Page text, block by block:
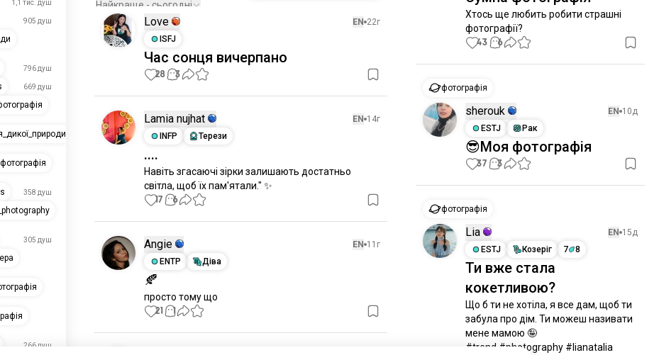
1,1 тис. душ
905 душ
796 душ
669 душ
358 душ
305 душ
266 душ
Найкраще - сьогодні
Love EN 22г
ISFJ
Час сонця вичерпано
28 3
Lamia nujhat EN 14г
INFP
Терези
....
Навіть згасаючі зірки залишають достатньо
світла, щоб їх пам'ятали." ✨
17 6
Angie EN 11г
ENTP
Діва
🍂
просто тому що
21 1
Хтось ще любить робити страшні
фотографії?
43 6
фотографія
sherouk EN 10д
ESTJ
Рак
😎Моя фотографія
37 3
фотографія
Lia EN 15д
ESTJ
Козеріг 7 8
Ти вже стала
кокетливою?
Що б ти не хотіла, я все дам, щоб ти
забула про дім. Ти можеш називати
мене мамою 🤪
#trend #photography #lianatalia